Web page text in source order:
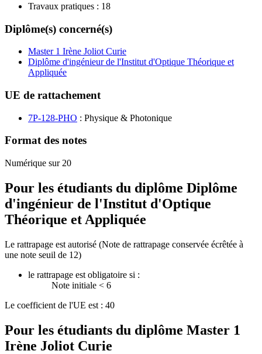
Travaux pratiques : 18
Diplôme(s) concerné(s)
Master 1 Irène Joliot Curie
Diplôme d'ingénieur de l'Institut d'Optique Théorique et
Appliquée
UE de rattachement
7P-128-PHO : Physique & Photonique
Format des notes
Numérique sur 20
Pour les étudiants du diplôme Diplôme
d'ingénieur de l'Institut d'Optique
Théorique et Appliquée
Le rattrapage est autorisé (Note de rattrapage conservée écrêtée à
une note seuil de 12)
le rattrapage est obligatoire si :
Note initiale < 6
Le coefficient de l'UE est : 40
Pour les étudiants du diplôme Master 1
Irène Joliot Curie